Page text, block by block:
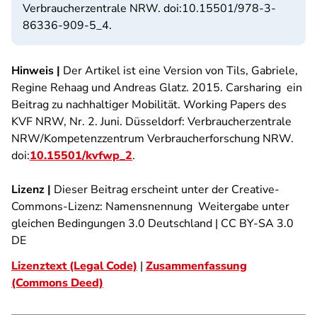
Verbraucherzentrale NRW. doi:10.15501/978-3-
86336-909-5_4.
Hinweis | Der Artikel ist eine Version von Tils, Gabriele,
Regine Rehaag und Andreas Glatz. 2015. Carsharing  ein
Beitrag zu nachhaltiger Mobilität. Working Papers des
KVF NRW, Nr. 2. Juni. Düsseldorf: Verbraucherzentrale
NRW/Kompetenzzentrum Verbraucherforschung NRW.
doi:10.15501/kvfwp_2.
Lizenz | Dieser Beitrag erscheint unter der Creative-
Commons-Lizenz: Namensnennung  Weitergabe unter
gleichen Bedingungen 3.0 Deutschland | CC BY-SA 3.0
DE
Lizenztext (Legal Code) | Zusammenfassung
(Commons Deed)